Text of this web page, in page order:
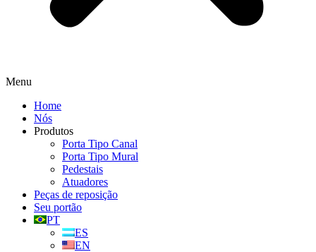
Menu
Home
Nós
Produtos
Porta Tipo Canal
Porta Tipo Mural
Pedestais
Atuadores
Peças de reposição
Seu portão
PT
ES
EN